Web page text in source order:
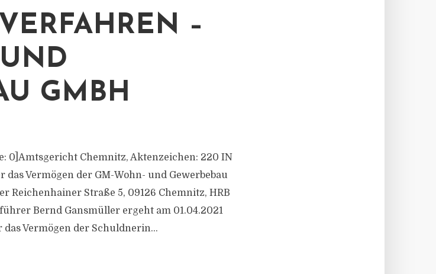
–
GMBH
0]Amtsgericht Chemnitz, Aktenzeichen: 220 IN
Vermögen der GM-Wohn- und Gewerbebau
Reichenhainer Straße 5, 09126 Chemnitz, HRB
Bernd Gansmüller ergeht am 01.04.2021
Vermögen der Schuldnerin...